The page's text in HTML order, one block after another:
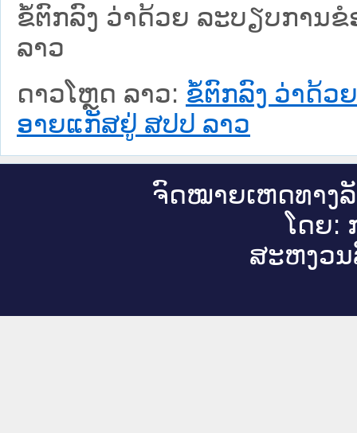
ຂໍ້ຕົກລົງ ວ່າດ້ວຍ ລະບຽບການ
ລາວ
ດາວໂຫຼດ ລາວ: ຂໍ້ຕົກລົງ ວ່າດ້ວ
ອາຍແກັສຢູ່ ສປປ ລາວ
ຈົດ​ໝາຍ​ເຫດ​ທາງ​
ໂດຍ:
ສະ​ຫງວນ​